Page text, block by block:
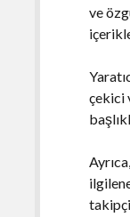
ve
çekici